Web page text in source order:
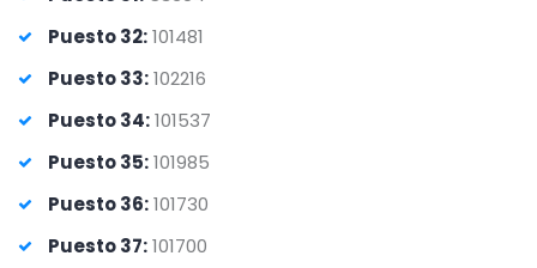
Puesto 32:101481
Puesto 33:102216
Puesto 34:101537
Puesto 35:101985
Puesto 36:101730
Puesto 37:101700